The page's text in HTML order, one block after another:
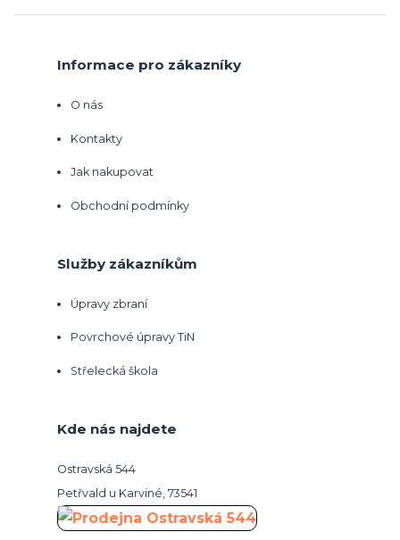
Informace pro zákazníky
O nás
Kontakty
Jak nakupovat
Obchodní podmínky
Služby zákazníkům
Úpravy zbraní
Povrchové úpravy TiN
Střelecká škola
Kde nás najdete
Ostravská 544
Petřvald u Karviné, 73541